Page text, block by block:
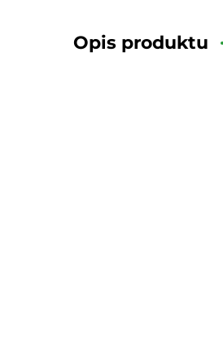
Opis produktu